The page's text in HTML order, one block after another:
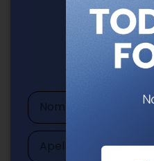
Nombre
Apellidos